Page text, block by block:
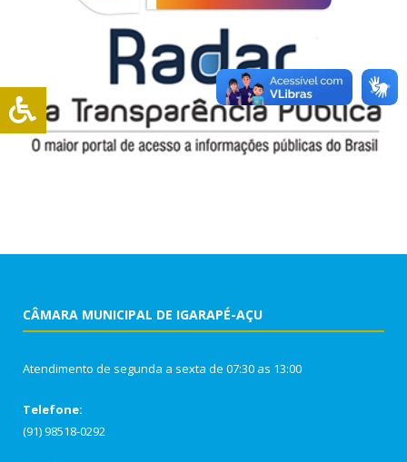
CÂMARA MUNICIPAL DE IGARAPÉ-AÇU
Atendimento de segunda a sexta de 07:30 as 13:00
Telefone:
(91) 98518-0292